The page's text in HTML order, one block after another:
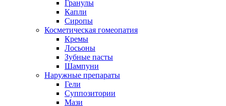
Гранулы
Капли
Сиропы
Косметическая гомеопатия
Кремы
Лосьоны
Зубные пасты
Шампуни
Наружные препараты
Гели
Суппозитории
Мази